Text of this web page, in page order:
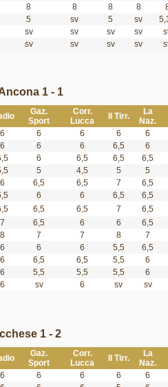
8 8 8 8
5 sv 5 sv
sv sv sv sv
sv sv sv sv
1 - 1
Gaz.
Sport
Corr.
Lucca
Il Tirr.
La
Naz.
6 6 6 6
6
6 6 6 6,5
6
6 6,5 6,5
6,5
5 4,5 5
5
6 6,5 6,5 7
6,5
6 6 6,5
6,5
6,5 6,5 7
6,5
7 6,5 6 6
6,5
8 7 7 8
7
6 6 6 5,5
6,5
6 6,5 6,5 5,5
6
6 5,5 5,5 5,5
6
6 sv 6 sv sv
1 - 2
Gaz.
Sport
Corr.
Lucca
Il Tirr.
La
Naz.
6 6 6 6
6